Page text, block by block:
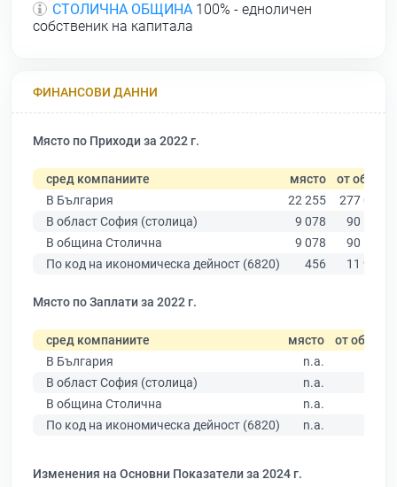
СТОЛИЧНА ОБЩИНА 100% - едноличен
собственик на капитала
ФИНАНСОВИ ДАННИ
Място по Приходи за 2022 г.
сред компаниите място от общо
В България
22 255
277 019
В област София (столица)
9 078
90 178
В община Столична
9 078
90 178
По код на икономическа дейност (6820)
456 11 940
Място по Заплати за 2022 г.
сред компаниите място от общо
В България
n.a.
В област София (столица)
n.a.
В община Столична
n.a.
По код на икономическа дейност (6820)
n.a.
Изменения на Основни Показатели за 2024 г.